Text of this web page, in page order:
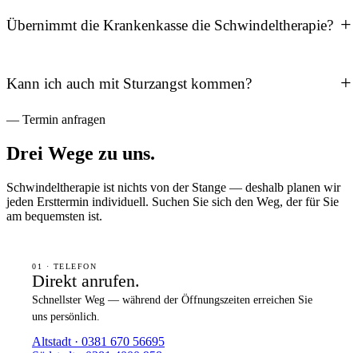
1–3 Sitzungen deutlich besser werden. Begleitende Nacken-
gezielten Übungen.
Übernimmt die Krankenkasse die Schwindeltherapie? +
Kosten (Eigenanteil 10 € + 10 % je Verordnung). Privatkassen und
Berufsgenossenschaft ebenfalls. Selbstzahlerpreise besprechen wir
transparent vorab.
Kann ich auch mit Sturzangst kommen? +
Absolut — und sehr gerne. Sturzangst ist eine häufige Folge von
behutsam, in einem geschützten Rahmen, und Sie bestimmen das
— Termin anfragen
Drei Wege zu uns.
Schwindeltherapie ist nichts von der Stange — deshalb planen wir
jeden Ersttermin individuell. Suchen Sie sich den Weg, der für Sie
am bequemsten ist.
01 · TELEFON
Direkt anrufen.
Schnellster Weg — während der Öffnungszeiten erreichen Sie
uns persönlich.
Altstadt · 0381 670 56695